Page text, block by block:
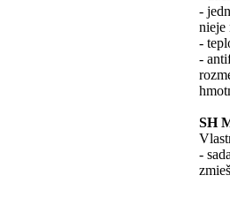
-
nieje
-
-
SH
-